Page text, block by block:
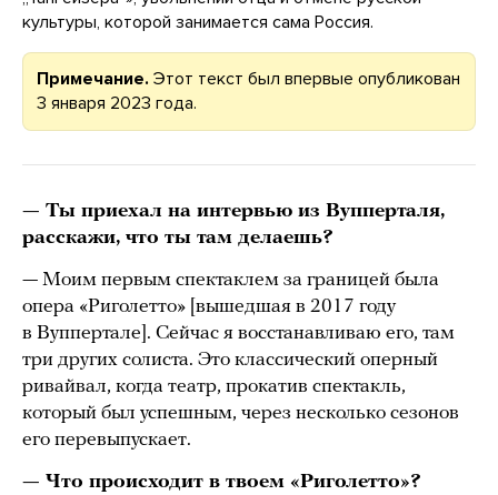
культуры, которой занимается сама Россия.
Примечание. Этот текст был впервые опубликован
3 января 2023 года.
— Ты приехал на интервью из Вупперталя,
расскажи, что ты там делаешь?
— Моим первым спектаклем за границей была
опера «Риголетто» [вышедшая в 2017 году
в Вуппертале]. Сейчас я восстанавливаю его, там
три других солиста. Это классический оперный
ривайвал, когда театр, прокатив спектакль,
который был успешным, через несколько сезонов
его перевыпускает.
— Что происходит в твоем «Риголетто»?